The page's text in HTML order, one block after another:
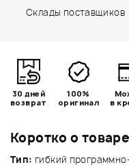
Коротко о
Тип: гибкий
Склады поставщиков
30 дней
возврат
100%
оригинал
в